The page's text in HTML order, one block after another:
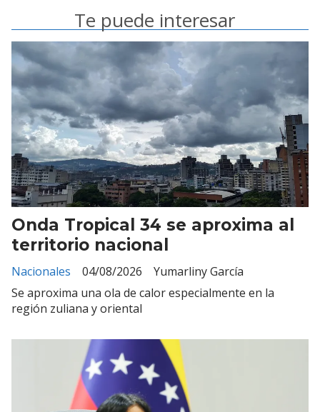
Te puede interesar
Onda Tropical 34 se aproxima al
territorio nacional
Yumarliny García
Nacionales
04/08/2026
Se aproxima una ola de calor especialmente en la
región zuliana y oriental